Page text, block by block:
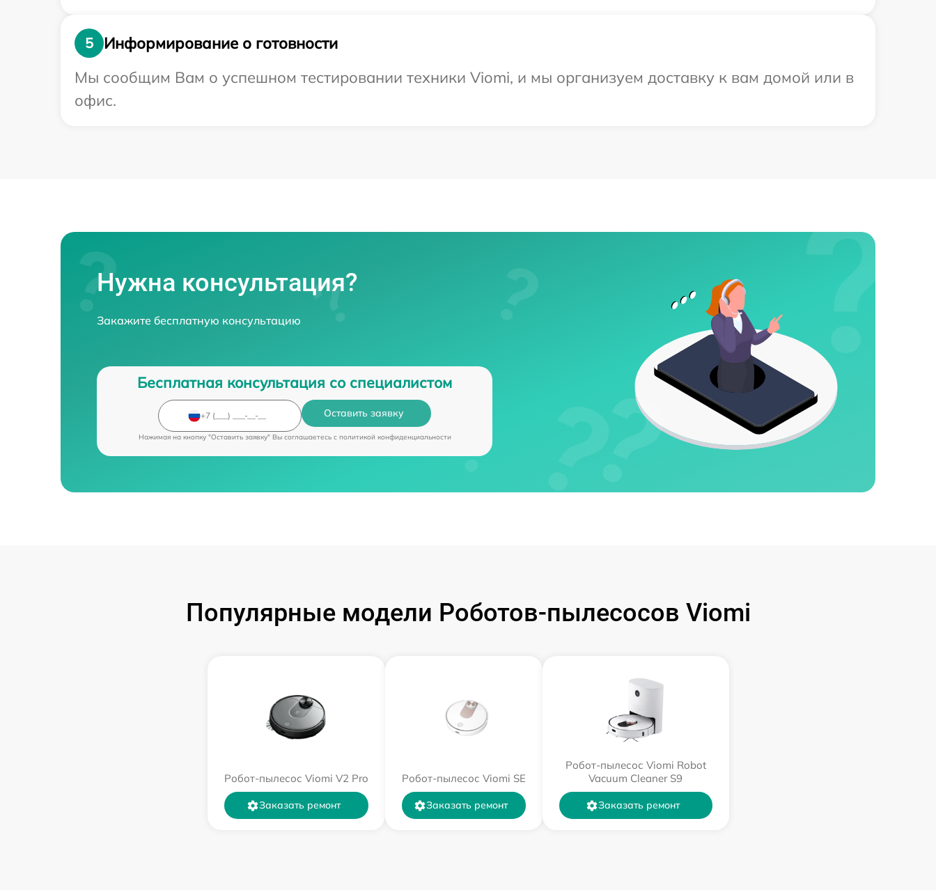
5
Информирование о готовности
Мы сообщим Вам о успешном тестировании техники Viomi, и мы организуем доставку к вам домой или в
офис.
Нужна консультация?
Закажите бесплатную консультацию
Бесплатная консультация со специалистом
Оставить заявку
Нажимая на кнопку "Оставить заявку" Вы соглашаетесь c политикой конфиденциальности
Популярные модели Роботов-пылесосов Viomi
Робот-пылесос Viomi V2 Pro
Заказать ремонт
Робот-пылесос Viomi SE
Заказать ремонт
Робот-пылесос Viomi Robot
Vacuum Cleaner S9
Заказать ремонт